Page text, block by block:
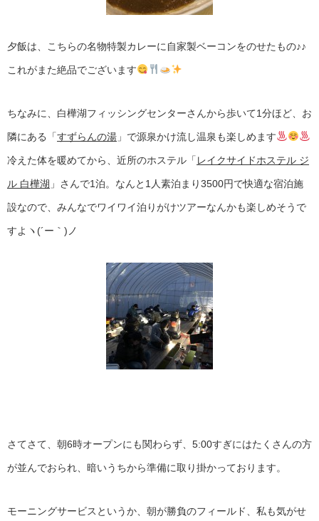
夕飯は、こちらの名物特製カレーに自家製ベーコンをのせたもの♪♪
これがまた絶品でございます
ちなみに、白樺湖フィッシングセンターさんから歩いて1分ほど、お
隣にある「すずらんの湯 」で源泉かけ流し温泉も楽しめます
冷えた体を暖めてから、近所のホステル「レイクサイドホステル ジ
ル 白樺湖 」さんで1泊。なんと1人素泊まり3500円で快適な宿泊施
設なので、みんなでワイワイ泊りがけツアーなんかも楽しめそうで
すよヽ(´ー｀)ノ
さてさて、朝6時オープンにも関わらず、5:00すぎにはたくさんの方
が並んでおられ、暗いうちから準備に取り掛かっております。
モーニングサービスというか、朝が勝負のフィールド、私も気がせ